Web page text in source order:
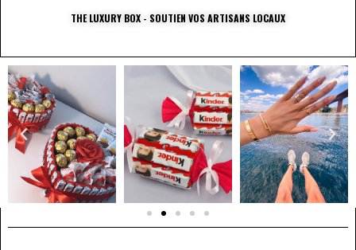
THE LUXURY BOX - SOUTIEN VOS ARTISANS LOCAUX